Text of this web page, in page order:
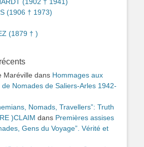
(1906 † 1973)
(1879 † )
Maréville dans Hommages aux
Nomades de Saliers-Arles 1942-
Nomads, Travellers”: Truth
)CLAIM dans Premières assises
Gens du Voyage”. Vérité et